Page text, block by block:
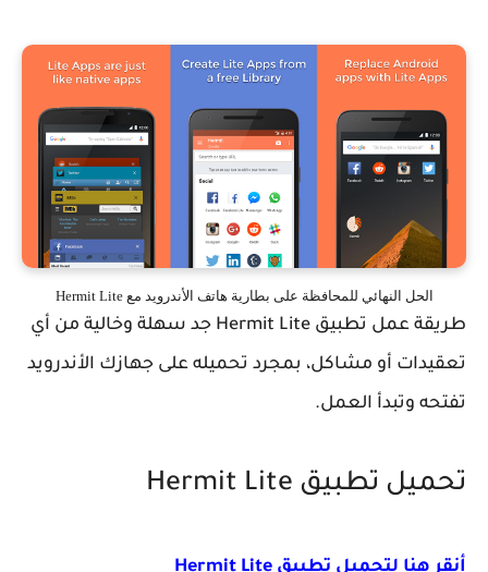
الحل النهائي للمحافظة على بطارية هاتف الأندرويد مع Hermit Lite
طريقة عمل تطبيق
Hermit Lite جد سهلة وخالية من أي
تعقيدات أو مشاكل، بمجرد تحميله على جهازك الأندرويد
تفتحه وتبدأ العمل.
تحميل تطبيق Hermit Lite
أنقر هنا لتحميل تطبيق Hermit Lite